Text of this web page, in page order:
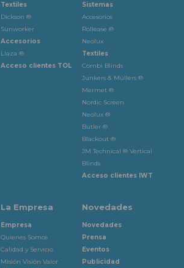
Textiles
Dickson ®
Sunworker
Accesorios
Llaza ®
Acceso clientes TOL
Sistemas
Accesorios
Rollease ®
Neolux
Textiles
Combi Blinds
Junkers & Müllers ®
Mermet ®
Nordic Screen
Neolux ®
Butler ®
Blackout ®
JM Technical ® Vertical
Blinds
Acceso clientes IWT
La Empresa
Empresa
Quienes Somos
Calidad y Servicio
Misión Visión Valor
Novedades
Novedades
Prensa
Eventos
Publicidad